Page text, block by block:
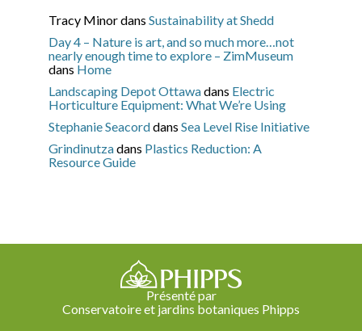
Tracy Minordans Sustainability at Shedd
Day 4 – Nature is art, and so much more…not
nearly enough time to explore – ZimMuseum
dans Home
Landscaping Depot Ottawadans Electric
Horticulture Equipment: What We’re Using
Stephanie Seacorddans Sea Level Rise Initiative
Grindinutzadans Plastics Reduction: A
Resource Guide
Présenté par
Conservatoire et jardins botaniques Phipps